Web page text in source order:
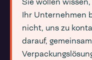
Ihr Unternehmen
nicht, uns zu
darauf,